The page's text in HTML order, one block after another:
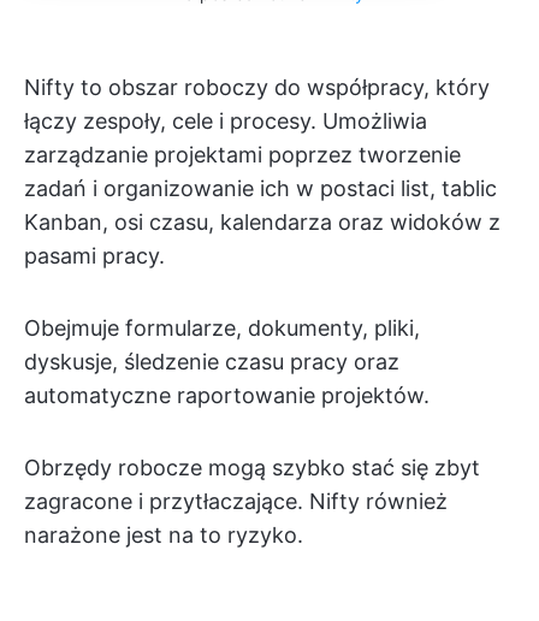
Nifty to obszar roboczy do współpracy, który
łączy zespoły, cele i procesy. Umożliwia
zarządzanie projektami poprzez tworzenie
zadań i organizowanie ich w postaci list, tablic
Kanban, osi czasu, kalendarza oraz widoków z
pasami pracy.
Obejmuje formularze, dokumenty, pliki,
dyskusje, śledzenie czasu pracy oraz
automatyczne raportowanie projektów.
Obrzędy robocze mogą szybko stać się zbyt
zagracone i przytłaczające. Nifty również
narażone jest na to ryzyko.